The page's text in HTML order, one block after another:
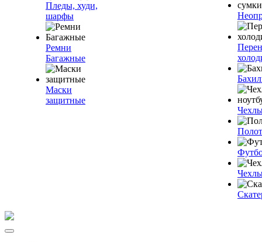
Пледы, худи,
шарфы
Ремни
Багажные
Маски
защитные